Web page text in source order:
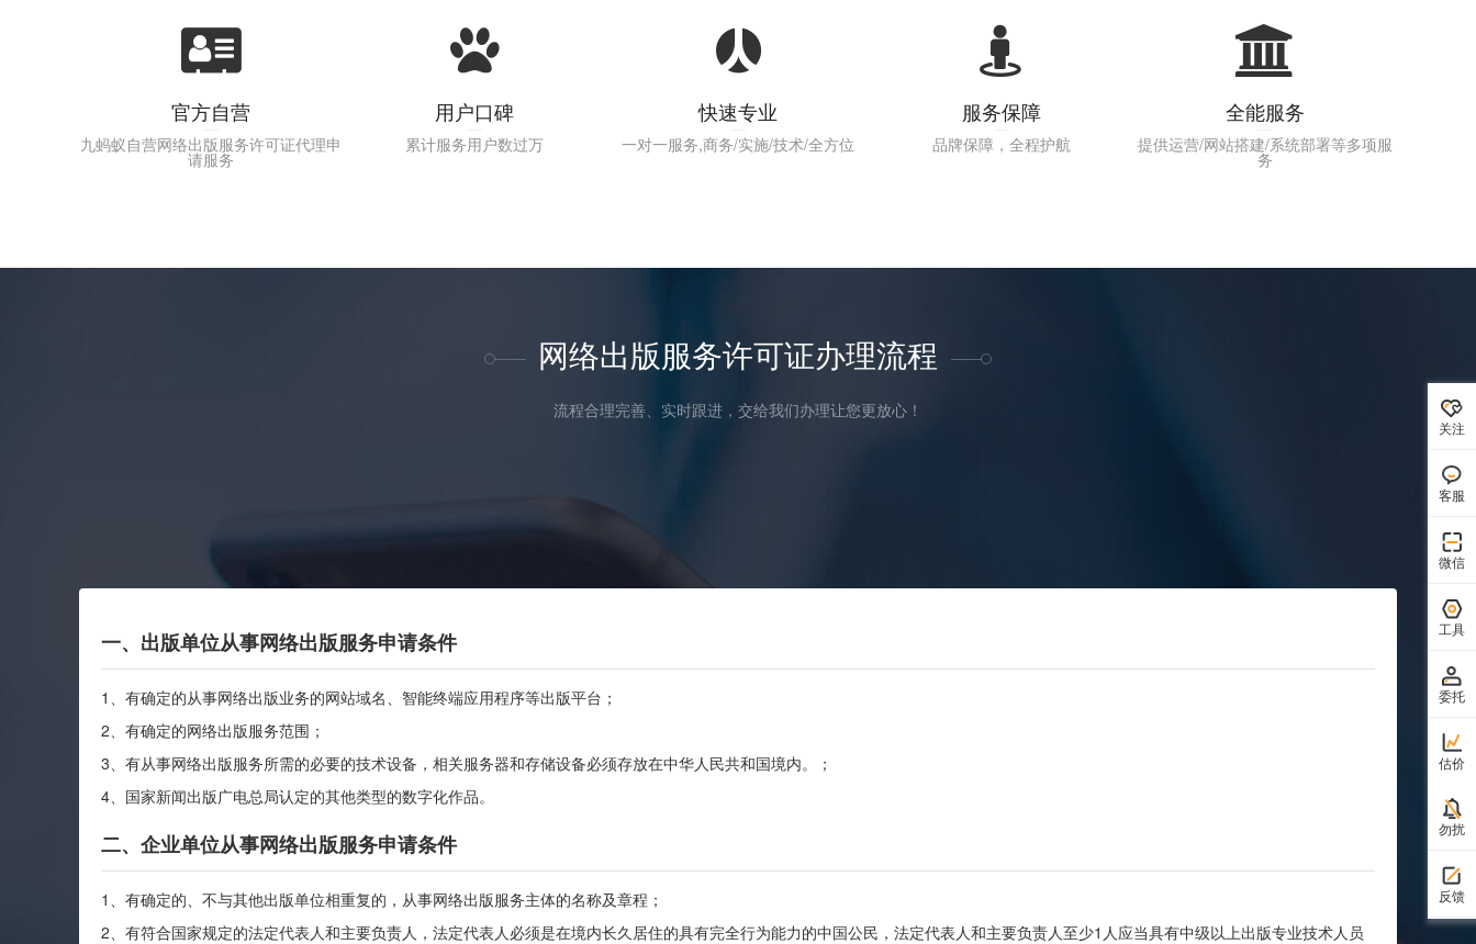
官方自营
九蚂蚁自营网络出版服务许可证代理申
请服务
用户口碑
累计服务用户数过万
快速专业
一对一服务,商务/实施/技术/全方位
服务保障
品牌保障，全程护航
全能服务
提供运营/网站搭建/系统部署等多项服
务
网络出版服务许可证办理流程
流程合理完善、实时跟进，交给我们办理让您更放心！
一、出版单位从事网络出版服务申请条件
1、有确定的从事网络出版业务的网站域名、智能终端应用程序等出版平台；
2、有确定的网络出版服务范围；
3、有从事网络出版服务所需的必要的技术设备，相关服务器和存储设备必须存放在中华人民共和国境内。；
4、国家新闻出版广电总局认定的其他类型的数字化作品。
二、企业单位从事网络出版服务申请条件
1、有确定的、不与其他出版单位相重复的，从事网络出版服务主体的名称及章程；
2、有符合国家规定的法定代表人和主要负责人，法定代表人必须是在境内长久居住的具有完全行为能力的中国公民，法定代表人和主要负责人至少1人应当具有中级以上出版专业技术人员
关注
客服
微信
工具
委托
估价
勿扰
反馈